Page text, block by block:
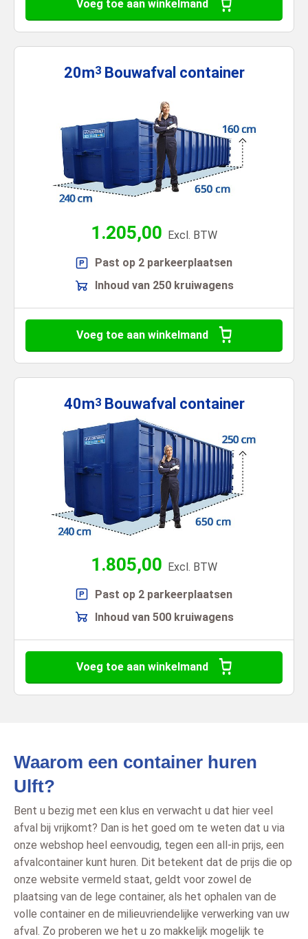
Voeg toe aan winkelmand
20m3 Bouwafval container
1.205,00 Excl. BTW
Past op 2 parkeerplaatsen
Inhoud van 250 kruiwagens
Voeg toe aan winkelmand
40m3 Bouwafval container
1.805,00 Excl. BTW
Past op 2 parkeerplaatsen
Inhoud van 500 kruiwagens
Voeg toe aan winkelmand
Waarom een container huren
Ulft?
Bent u bezig met een klus en verwacht u dat hier veel
afval bij vrijkomt? Dan is het goed om te weten dat u via
onze webshop heel eenvoudig, tegen een all-in prijs, een
afvalcontainer kunt huren. Dit betekent dat de prijs die op
onze website vermeld staat, geldt voor zowel de
plaatsing van de lege container, als het ophalen van de
volle container en de milieuvriendelijke verwerking van uw
afval. Zo proberen we het u zo makkelijk mogelijk te